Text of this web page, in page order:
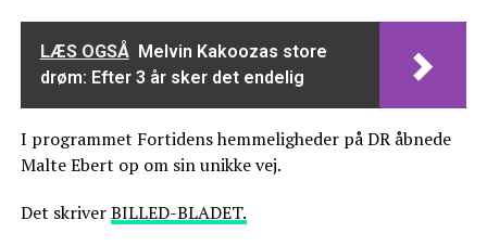
LÆS OGSÅ Melvin Kakoozas store
drøm: Efter 3 år sker det endelig
I programmet Fortidens hemmeligheder på DR åbnede
Malte Ebert op om sin unikke vej.
Det skriverBILLED-BLADET.